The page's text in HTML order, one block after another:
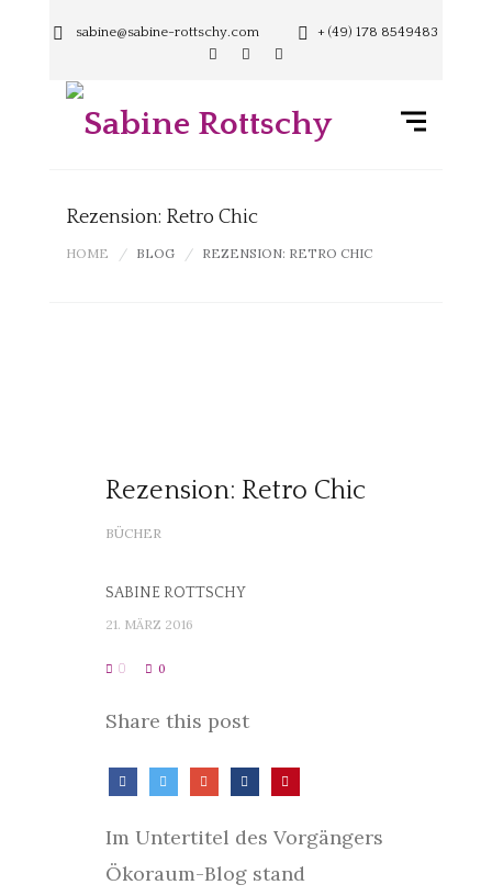
sabine@sabine-rottschy.com + (49) 178 8549483
Rezension: Retro Chic
HOME BLOG REZENSION: RETRO CHIC
Rezension: Retro Chic
BÜCHER
SABINE ROTTSCHY
21. MÄRZ 2016
0 0
Share this post
Im Untertitel des Vorgängers
Ökoraum-Blog stand